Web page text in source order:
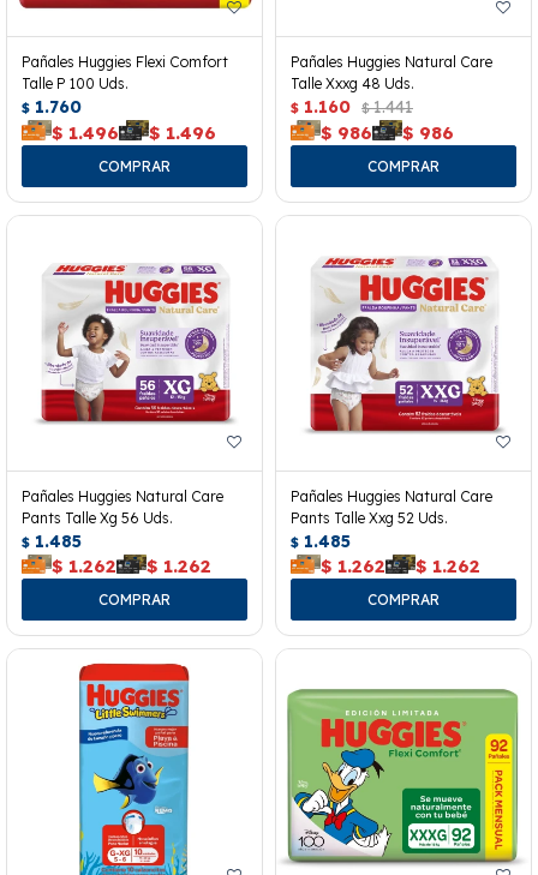
Pañales Huggies Flexi Comfort
Talle P 100 Uds.
$ 1.760
$ 1.496 $ 1.496
Pañales Huggies Natural Care
Talle Xxxg 48 Uds.
$ 1.160 $ 1.441
$ 986 $ 986
Pañales Huggies Natural Care
Pants Talle Xg 56 Uds.
$ 1.485
$ 1.262 $ 1.262
Pañales Huggies Natural Care
Pants Talle Xxg 52 Uds.
$ 1.485
$ 1.262 $ 1.262